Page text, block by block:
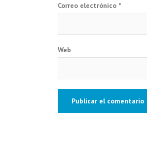
Correo electrónico *
Web